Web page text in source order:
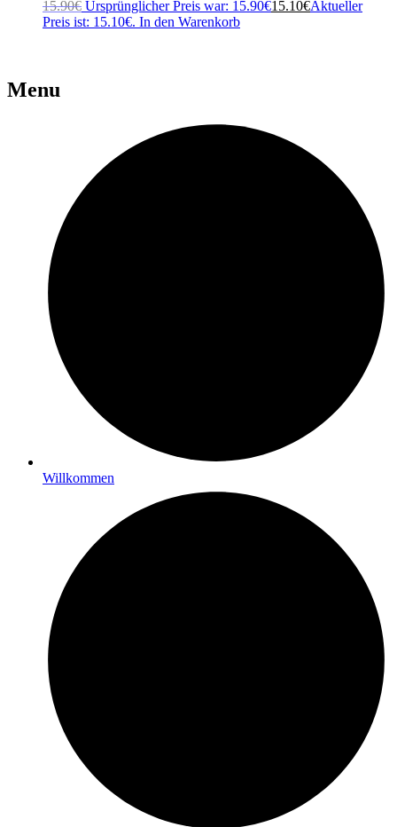
15.90€ Ursprünglicher Preis war: 15.90€15.10€Aktueller
Preis ist: 15.10€. In den Warenkorb
Menu
Willkommen